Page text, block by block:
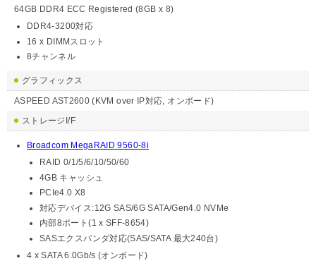
64GB DDR4 ECC Registered (8GB x 8)
DDR4-3200対応
16 x DIMMスロット
8チャンネル
グラフィックス
ASPEED AST2600 (KVM over IP対応, オンボード)
ストレージI/F
Broadcom MegaRAID 9560-8i
RAID 0/1/5/6/10/50/60
4GB キャッシュ
PCIe4.0 X8
対応デバイス:12G SAS/6G SATA/Gen4.0 NVMe
内部8ポート(1 x SFF-8654)
SASエクスパンダ対応(SAS/SATA 最大240台)
4 x SATA 6.0Gb/s (オンボード)